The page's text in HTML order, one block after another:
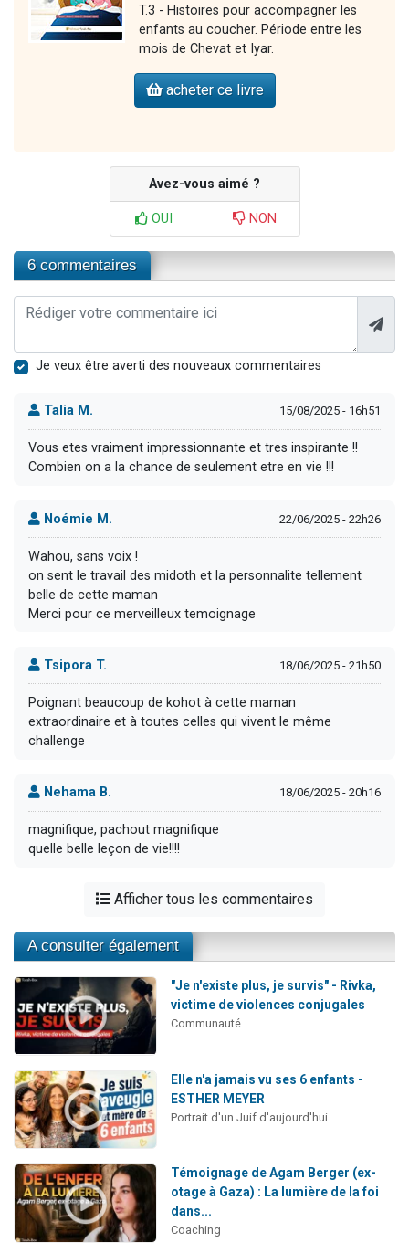
T.3 - Histoires pour accompagner les
enfants au coucher. Période entre les
mois de Chevat et Iyar.
acheter ce livre
Avez-vous aimé ?
OUI NON
6 commentaires
Je veux être averti des nouveaux commentaires
Talia M. 15/08/2025 - 16h51
Vous etes vraiment impressionnante et tres inspirante !!
Combien on a la chance de seulement etre en vie !!!
Noémie M. 22/06/2025 - 22h26
Wahou, sans voix !
on sent le travail des midoth et la personnalite tellement
belle de cette maman
Merci pour ce merveilleux temoignage
Tsipora T. 18/06/2025 - 21h50
Poignant beaucoup de kohot à cette maman
extraordinaire et à toutes celles qui vivent le même
challenge
Nehama B. 18/06/2025 - 20h16
magnifique, pachout magnifique
quelle belle leçon de vie!!!!
Afficher tous les commentaires
A consulter également
"Je n'existe plus, je survis" - Rivka,
victime de violences conjugales
Communauté
Elle n'a jamais vu ses 6 enfants -
ESTHER MEYER
Portrait d'un Juif d'aujourd'hui
Témoignage de Agam Berger (ex-
otage à Gaza) : La lumière de la foi
dans...
Coaching